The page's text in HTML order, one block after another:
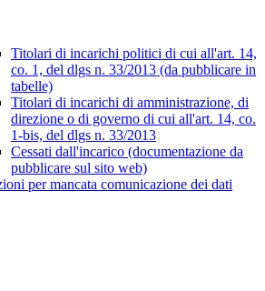
Titolari di incarichi politici di cui all'art. 14,
co. 1, del dlgs n. 33/2013 (da pubblicare in
tabelle)
Titolari di incarichi di amministrazione, di
direzione o di governo di cui all'art. 14, co.
1-bis, del dlgs n. 33/2013
Cessati dall'incarico (documentazione da
pubblicare sul sito web)
per mancata comunicazione dei dati